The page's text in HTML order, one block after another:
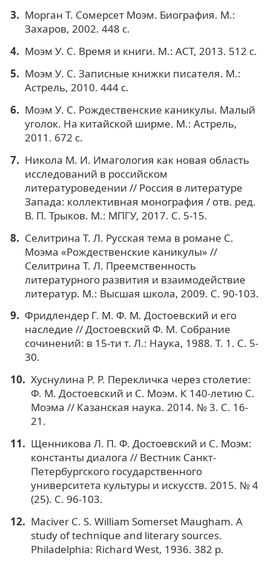
Морган Т. Сомерсет Моэм. Биография. М.:
Захаров, 2002. 448 с.
Моэм У. С. Время и книги. М.: АСТ, 2013. 512 с.
Моэм У. С. Записные книжки писателя. М.:
Астрель, 2010. 444 с.
Моэм У. С. Рождественские каникулы. Малый
уголок. На китайской ширме. М.: Астрель,
2011. 672 с.
Никола М. И. Имагология как новая область
исследований в российском
литературоведении // Россия в литературе
Запада: коллективная монография / отв. ред.
В. П. Трыков. М.: МПГУ, 2017. С. 5-15.
Селитрина Т. Л. Русская тема в романе С.
Моэма «Рождественские каникулы» //
Селитрина Т. Л. Преемственность
литературного развития и взаимодействие
литератур. М.: Высшая школа, 2009. C. 90-103.
Фридлендер Г. М. Ф. М. Достоевский и его
наследие // Достоевский Ф. М. Собрание
сочинений: в 15-ти т. Л.: Наука, 1988. Т. 1. C. 5-
30.
Хуснулина Р. Р. Перекличка через столетие:
Ф. М. Достоевский и С. Моэм. К 140-летию С.
Моэма // Казанская наука. 2014. № 3. C. 16-
21.
Щенникова Л. П. Ф. Достоевский и С. Моэм:
константы диалога // Вестник Санкт-
Петербургского государственного
университета культуры и искусств. 2015. № 4
(25). С. 96-103.
Maciver C. S. William Somerset Maugham. A
study of technique and literary sources.
Philadelphia: Richard West, 1936. 382 p.